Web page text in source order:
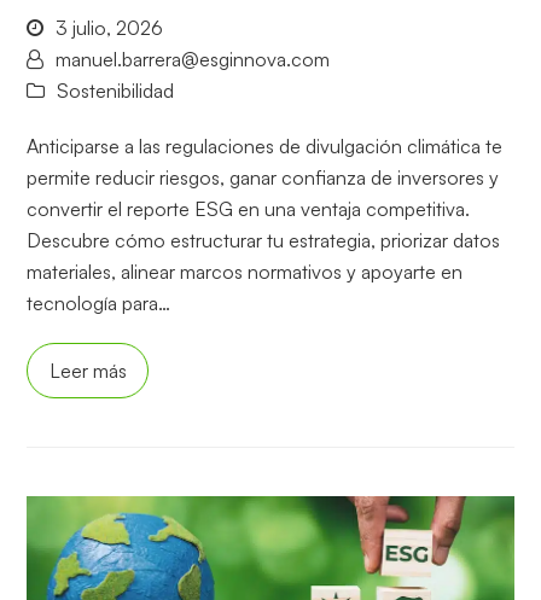
3 julio, 2026
manuel.barrera@esginnova.com
Sostenibilidad
Anticiparse a las regulaciones de divulgación climática te
permite reducir riesgos, ganar confianza de inversores y
convertir el reporte ESG en una ventaja competitiva.
Descubre cómo estructurar tu estrategia, priorizar datos
materiales, alinear marcos normativos y apoyarte en
tecnología para…
Leer más